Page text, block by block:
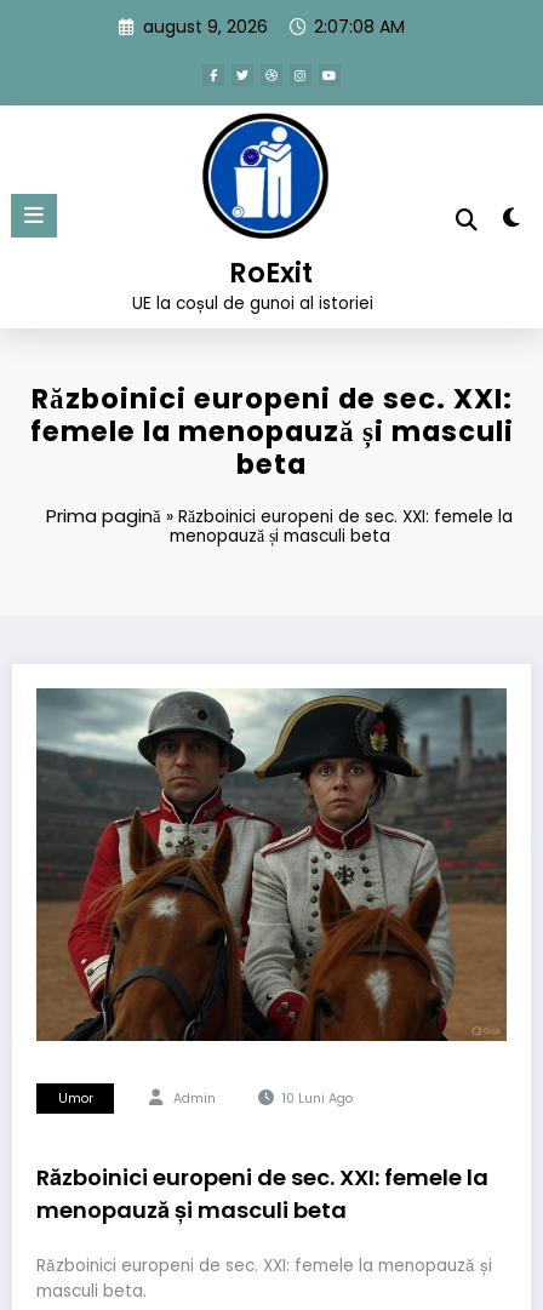
august 9, 2026 2:07:09 AM
RoExit
UE la coșul de gunoi al istoriei
Războinici europeni de sec. XXI:
femele la menopauză și masculi
beta
Prima pagină »Războinici europeni de sec. XXI: femele la
menopauză și masculi beta
Umor Admin 10 Luni Ago
Războinici europeni de sec. XXI: femele la
menopauză și masculi beta
Războinici europeni de sec. XXI: femele la menopauză și
masculi beta.